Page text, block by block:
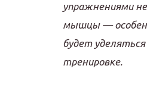
упражнениями
мышцы —
будет
тренировке.